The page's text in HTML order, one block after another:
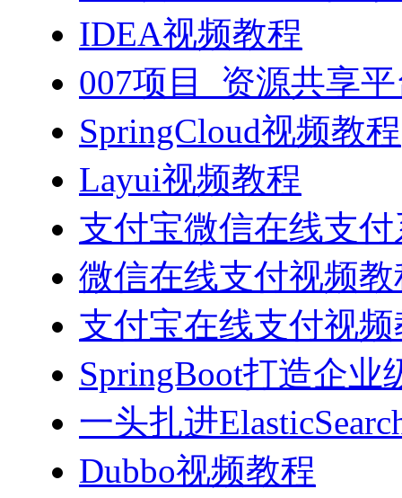
IDEA视频教程
007项目_资源共享
SpringCloud视频教程
Layui视频教程
支付宝微信在线支
微信在线支付视频教
支付宝在线支付视
SpringBoot打造企业
一头扎进
Dubbo视频教程